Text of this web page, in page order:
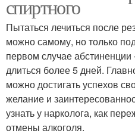
спиртного
Пытаться лечиться после
можно самому, но только
первом случае
длиться более 5 дней.
можно достигать успехов
желание и
узнать у нарколога, как
отмены алкоголя.